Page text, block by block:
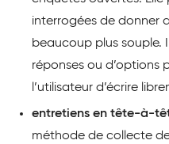
interrogées de donner
beaucoup plus souple.
réponses ou d’options
l’utilisateur d’écrire
entretiens en tête-à-
méthode de collecte